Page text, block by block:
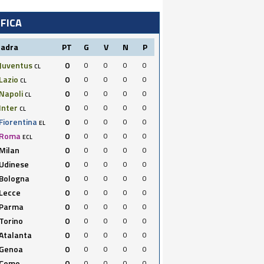
PT G V N
P
CL 0 0 0 0 0
CL 0 0 0 0 0
CL 0 0 0 0 0
CL 0 0 0 0 0
EL 0 0 0 0 0
ECL 0 0 0 0 0
0 0 0 0 0
0 0 0 0 0
0 0 0 0 0
0 0 0 0 0
0 0 0 0 0
0 0 0 0 0
0 0 0 0 0
0 0 0 0 0